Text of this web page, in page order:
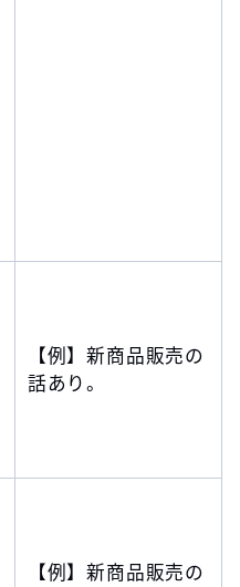
【例】新商品販売の
話あり。
【例】新商品販売の